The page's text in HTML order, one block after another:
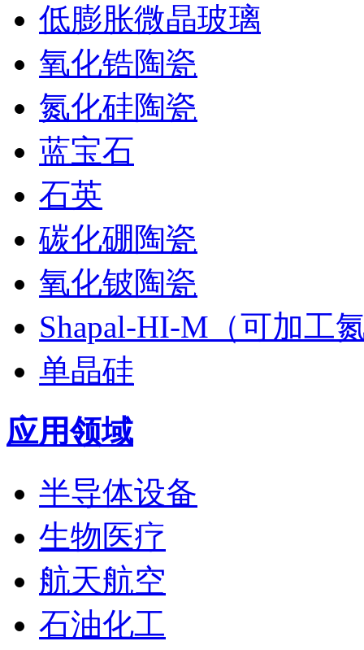
低膨胀微晶玻璃
氧化锆陶瓷
氮化硅陶瓷
蓝宝石
石英
碳化硼陶瓷
氧化铍陶瓷
Shapal-HI-M（可加工
单晶硅
应用领域
半导体设备
生物医疗
航天航空
石油化工